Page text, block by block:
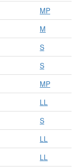
MP
M
S
S
MP
LL
S
LL
LL